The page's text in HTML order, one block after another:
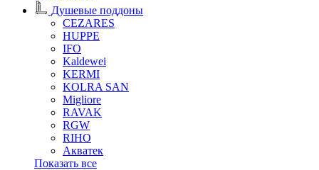
Душевые поддоны
CEZARES
HUPPE
IFO
Kaldewei
KERMI
KOLRA SAN
Migliore
RAVAK
RGW
RIHO
Акватек
Показать все